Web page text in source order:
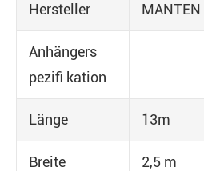
Hersteller MANTEN
Anhängers
pezifi kation
Länge 13m
Breite 2,5 m